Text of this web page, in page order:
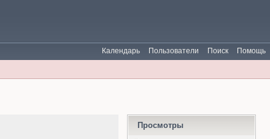
Помощь
Поиск
Пользователи
Календарь
Просмотры